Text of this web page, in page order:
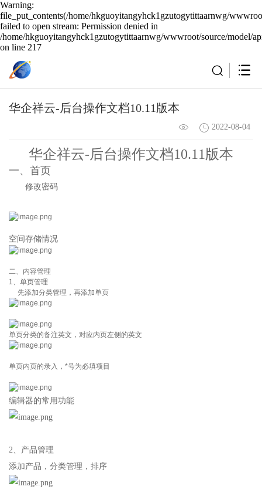
Warning:
file_put_contents(/home/hkguoyitangyhck1gzutogytittaarnwg/
failed to open stream: Permission denied in
/home/hkguoyitangyhck1gzutogytittaarnwg/wwwroot/source/model/
on line 217
华企祥云-后台操作文档10.11版本
2022-08-04
华企祥云-后台操作文档10.11版本
一、首页
修改密码
空间存储情况
二、内容管理
1、单页管理
先添加分类管理，再添加单页
单页分类的备注英文，对应内页左侧的英文
单页内页的录入，*号为必填项目
编辑器的常用功能
2、产品管理
添加产品，分类管理，排序